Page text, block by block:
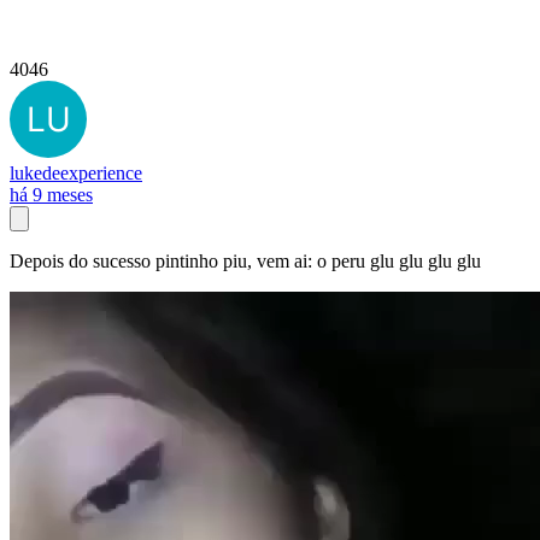
4046
lukedeexperience
há 9 meses
Depois do sucesso pintinho piu, vem ai: o peru glu glu glu glu